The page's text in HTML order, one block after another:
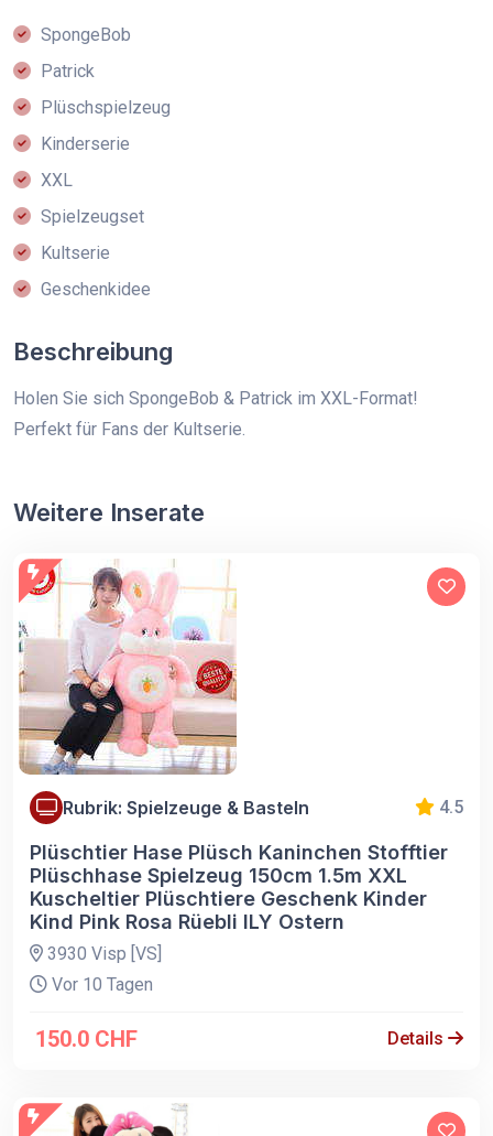
SpongeBob
Patrick
Plüschspielzeug
Kinderserie
XXL
Spielzeugset
Kultserie
Geschenkidee
Beschreibung
Holen Sie sich SpongeBob & Patrick im XXL-Format!
Perfekt für Fans der Kultserie.
Weitere Inserate
Rubrik: Spielzeuge & Basteln 4.5
Plüschtier Hase Plüsch Kaninchen Stofftier
Plüschhase Spielzeug 150cm 1.5m XXL
Kuscheltier Plüschtiere Geschenk Kinder
Kind Pink Rosa Rüebli ILY Ostern
3930 Visp [VS]
Vor 10 Tagen
150.0 CHF Details